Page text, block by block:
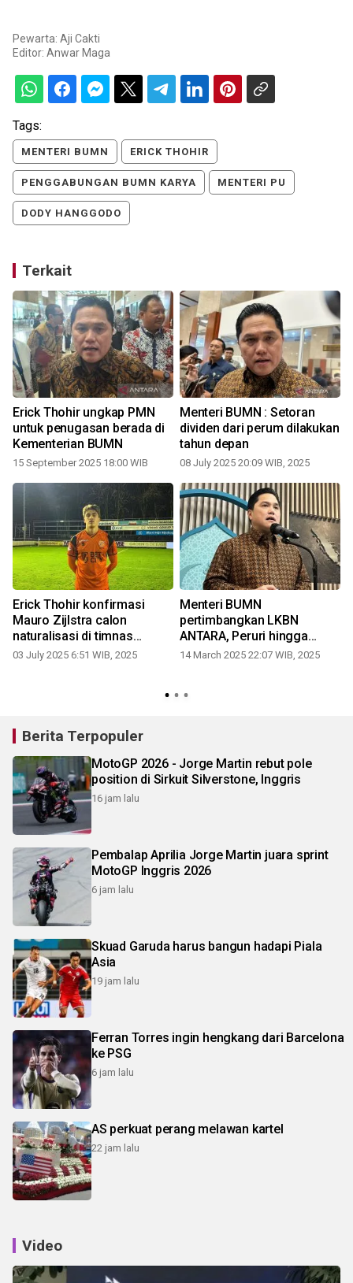
Pewarta: Aji Cakti
Editor: Anwar Maga
Tags:
MENTERI BUMN ERICK THOHIR
PENGGABUNGAN BUMN KARYA MENTERI PU
DODY HANGGODO
Terkait
Erick Thohir ungkap PMN
untuk penugasan berada di
Kementerian BUMN
15 September 2025 18:00 WIB
Menteri BUMN : Setoran
dividen dari perum dilakukan
tahun depan
08 July 2025 20:09 WIB, 2025
Erick Thohir konfirmasi
Mauro Zijlstra calon
naturalisasi di timnas
Indonesia
03 July 2025 6:51 WIB, 2025
Menteri BUMN
pertimbangkan LKBN
ANTARA, Peruri hingga
Damri jadi PT
14 March 2025 22:07 WIB, 2025
Berita Terpopuler
MotoGP 2026 - Jorge Martin rebut pole
position di Sirkuit Silverstone, Inggris
16 jam lalu
Pembalap Aprilia Jorge Martin juara sprint
MotoGP Inggris 2026
6 jam lalu
Skuad Garuda harus bangun hadapi Piala
Asia
19 jam lalu
Ferran Torres ingin hengkang dari Barcelona
ke PSG
6 jam lalu
AS perkuat perang melawan kartel
22 jam lalu
Video